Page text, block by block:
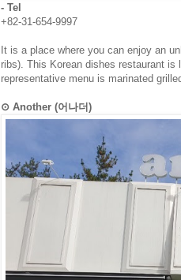
- Tel
+82-31-654-9997
It is a place where you can enjoy an
ribs). This Korean dishes restaurant
representative menu is marinated
⊙ Another (어나더)